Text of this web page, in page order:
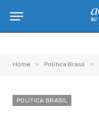
Home » Política Brasil »
POLÍTICA BRASIL